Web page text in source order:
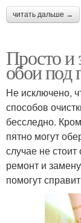
читать дальше →
Просто и
обои под
Не исключено,
способов
бесследно.
пятно могут
случае не
ремонт и
помогут